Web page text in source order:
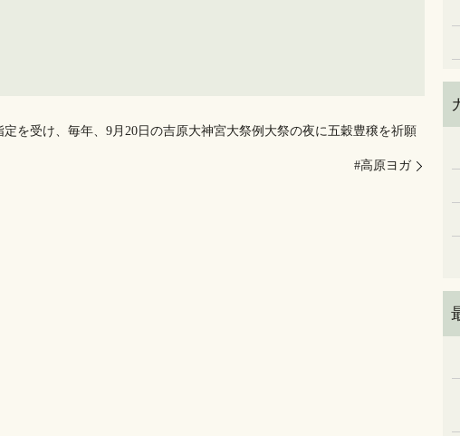
を受け、毎年、9月20日の吉原大神宮大祭例大祭の夜に五穀豊穣を祈願
#高原ヨガ